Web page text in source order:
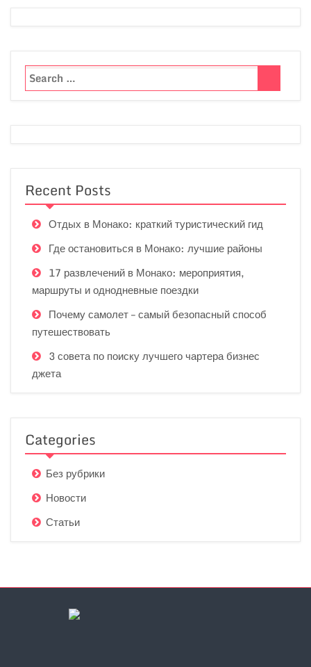
Recent Posts
Отдых в Монако: краткий туристический гид
Где остановиться в Монако: лучшие районы
17 развлечений в Монако: мероприятия,
маршруты и однодневные поездки
Почему самолет – самый безопасный способ
путешествовать
3 совета по поиску лучшего чартера бизнес
джета
Categories
Без рубрики
Новости
Статьи